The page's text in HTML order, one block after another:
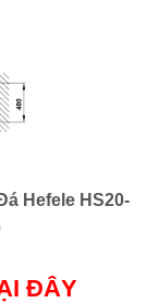
Hefele HS20-
ĐÂY